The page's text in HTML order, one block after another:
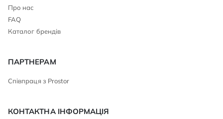
Про нас
FAQ
Каталог брендів
ПАРТНЕРАМ
Співпраця з Prostor
КОНТАКТНА ІНФОРМАЦІЯ